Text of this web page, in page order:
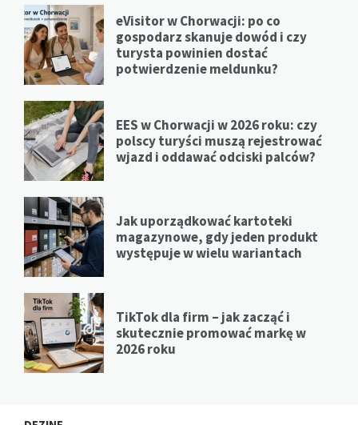
eVisitor w Chorwacji: po co
gospodarz skanuje dowód i czy
turysta powinien dostać
potwierdzenie meldunku?
EES w Chorwacji w 2026 roku: czy
polscy turyści muszą rejestrować
wjazd i oddawać odciski palców?
Jak uporządkować kartoteki
magazynowe, gdy jeden produkt
występuje w wielu wariantach
TikTok dla firm – jak zacząć i
skutecznie promować markę w
2026 roku